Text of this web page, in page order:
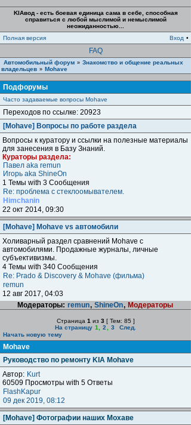
KIAвод - есть боевая единица сама в себе, способная
справиться с любой мыслимой и немыслимой
неожиданностью...
Полная версия
Вход •
FAQ
Автомобильный форум » Знакомство и общение реальных
владельцев » Mohave
Подфорумы
Часто задаваемые вопросы Mohave
Переходов по ссылке: 20923
[Mohave] Вопросы по работе раздела
Вопросы к куратору и ссылки на полезные материалы
для занесения в Базу Знаний.
Кураторы раздела:
Павел aka remun
Игорь aka ShineOn
1 Темы with 3 Сообщения
Re: проблема с стеклоомывателем.
Himchanin
22 окт 2014, 09:30
[Mohave] Mohave vs автомобили
Холиварный раздел сравнений Mohave с
автомобилями. Продажные журналы, личные
субъективизмы.
4 Темы with 340 Сообщения
Re: Prado & Discovery & Mohave (фильма)
remun
12 авг 2017, 04:03
Модераторы: remun, ShineOn, Модераторы
Страница 1 из 3 [ Тем: 85 ]
На страницу 1 2 3
След.
Начать новую тему
Mohave
Руководство по ремонту KIA Mohave
Автор: Kurt
60509 Просмотры with 5 Ответы
FlashKapur
09 дек 2019, 08:12
[Mohave] Фотографии наших Мохаве